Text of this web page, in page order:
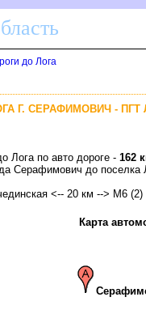
до Лога
Г. СЕРАФИМОВИЧ -
Лога по авто дороге - 162
Серафимович до
<-- 20 км --> М6
Карта